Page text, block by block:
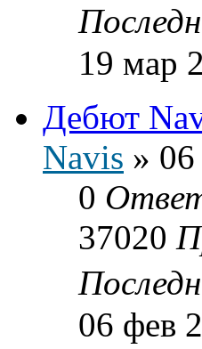
19 мар
Дебют
Navis »
0
37020
06 фев